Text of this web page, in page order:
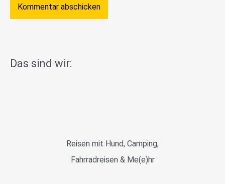
Das sind wir:
Reisen mit Hund, Camping,
Fahrradreisen & Me(e)hr